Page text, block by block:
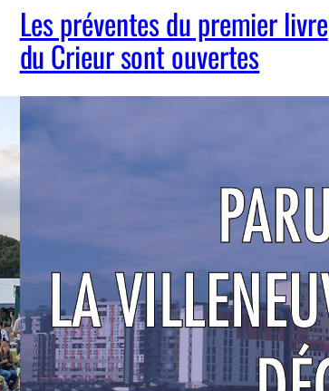
Les préventes du premier livre
du Crieur sont ouvertes